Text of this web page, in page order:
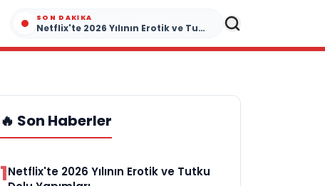
SON DAKIKA
Netflix'te 2026 Yılının Erotik ve Tutku Dolu Yapımları
🔥 Son Haberler
1Netflix'te 2026 Yılının Erotik ve Tutku